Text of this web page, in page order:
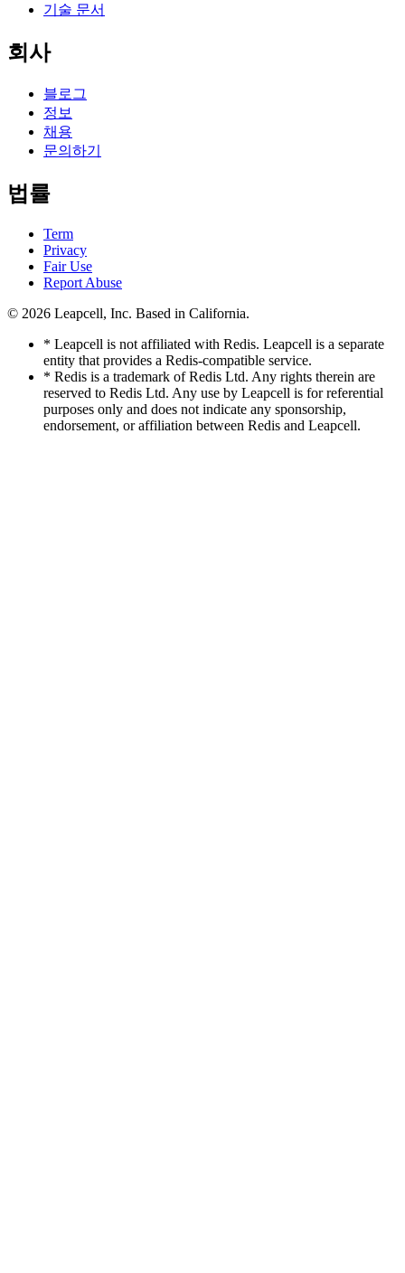
기술 문서
회사
블로그
정보
채용
문의하기
법률
Term
Privacy
Fair Use
Report Abuse
© 2026 Leapcell, Inc. Based in California.
* Leapcell is not affiliated with Redis. Leapcell is a separate
entity that provides a Redis-compatible service.
* Redis is a trademark of Redis Ltd. Any rights therein are
reserved to Redis Ltd. Any use by Leapcell is for referential
purposes only and does not indicate any sponsorship,
endorsement, or affiliation between Redis and Leapcell.